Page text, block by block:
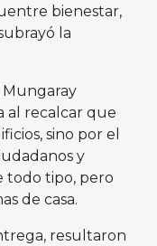
bienestar,
la
Mungaray
al recalcar que
sino por el
y
todo tipo, pero
de casa.
resultaron